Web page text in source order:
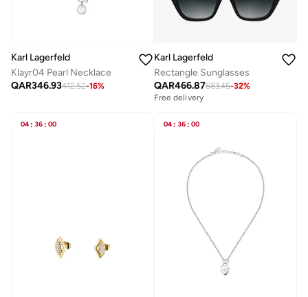
Karl Lagerfeld
Klayr04 Pearl Necklace
QAR346.93412.52-16%
Karl Lagerfeld
Rectangle Sunglasses
QAR466.87683.45-32%
Free delivery
04 : 36 : 00 04 : 36 : 00